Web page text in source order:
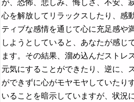
が、恐怖、悲しみ、悔しさ、不安、
心を解放してリラックスしたり、感
ティブな感情を通じて心に充足感や
しようとしていると、あなたが感じ
ます。その結果、溜め込んだストレ
元気にすることができたり、逆に、
ができずに心がモヤモヤしていたり
いることを暗示していますが、状況